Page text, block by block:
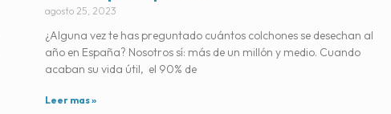
agosto 25, 2023
¿Alguna vez te has preguntado cuántos colchones se desechan al
año en España? Nosotros sí: más de un millón y medio. Cuando
acaban su vida útil, el 90% de
Leer mas »